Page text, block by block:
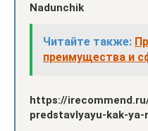
Nadunchik
Читайте также:
преимущества и
https://
predstavlyayu-kak-